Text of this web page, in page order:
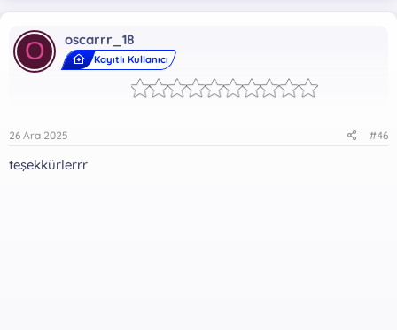
O oscarrr_18
Kayıtlı Kullanıcı
26 Ara 2025 #46
teşekkürlerrr